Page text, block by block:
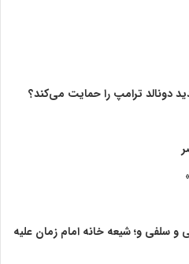
دونالد ترامپ را حمایت می‌کند؟
و سلفی و؛ شیعه خانه امام زمان علیه